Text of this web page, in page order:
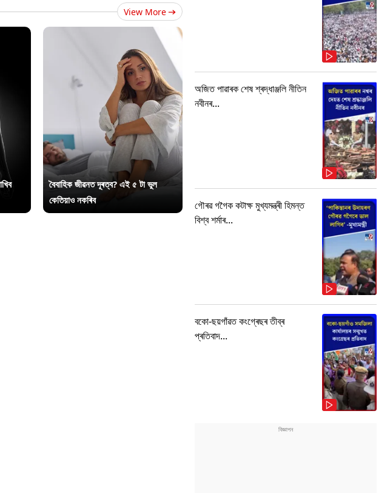
View More
বৈবাহিক জীৱনত দূৰত্ব? এই ৫ টা ভুল
কেতিয়াও নকৰিব
অজিত পাৱাৰক শেষ শ্ৰদ্ধাঞ্জলি নীতিন
নবীনৰ...
গৌৰৱ গগৈক কটাক্ষ মুখ্যমন্ত্ৰী হিমন্ত
বিশ্ব শৰ্মাৰ...
বকো-ছয়গাঁৱত কংগ্ৰেছৰ তীব্ৰ
প্ৰতিবাদ...